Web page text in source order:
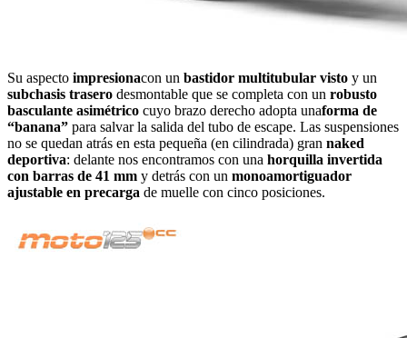
Su aspecto impresionacon un bastidor multitubular visto y un
subchasis trasero desmontable que se completa con un robusto
basculante asimétrico cuyo brazo derecho adopta unaforma de
“banana” para salvar la salida del tubo de escape. Las suspensiones
no se quedan atrás en esta pequeña (en cilindrada) gran naked
deportiva: delante nos encontramos con una horquilla invertida
con barras de 41 mm y detrás con un monoamortiguador
ajustable en precarga de muelle con cinco posiciones.